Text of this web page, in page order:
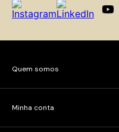
Quem somos
Minha conta